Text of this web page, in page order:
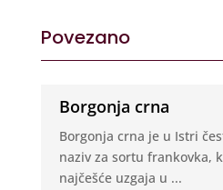
Povezano
Borgonja crna
Borgonja crna je u Istri
naziv za sortu frankovka,
najčešće uzgaja u ...